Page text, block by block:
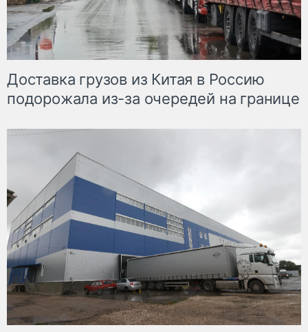
Доставка грузов из Китая в Россию
подорожала из-за очередей на границе